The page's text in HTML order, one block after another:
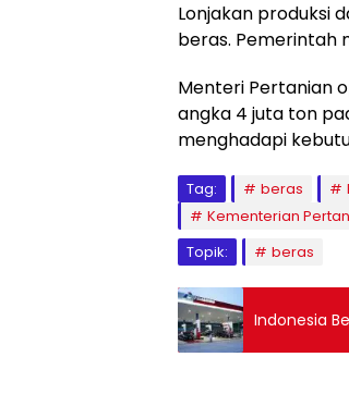
Lonjakan produksi
beras. Pemerintah
Menteri Pertanian
angka 4 juta ton
menghadapi
Tag: beras
Kementerian
Topik:
beras
Indonesia